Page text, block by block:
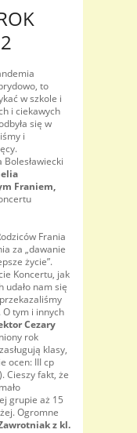
to
w szkole i
i ciekawych
się w
i
Franiem,
Frania
za „dawanie
życie”.
Koncertu, jak
udało nam się
tym i innych
Cezary
rok
klasy,
ocen: III cp
Cieszy fakt, że
grupie aż 15
Ogromne
z kl.